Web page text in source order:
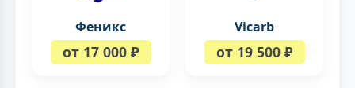
Феникс
от 17 000 ₽
Vicarb
от 19 500 ₽